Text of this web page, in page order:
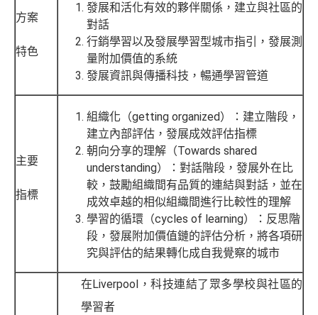
方案
特色
發展和活化有效的夥伴關係，建立與社區的
對話
行銷學習以及發展學習型城市指引，發展測
量附加價值的系統
發展資訊與傳播科技，暢通學習管道
主要
指標
組織化（getting organized）：建立階段，
建立內部評估，發展成效評估指標
朝向分享的理解（Towards shared
understanding）：對話階段，發展外在比
較，鼓勵組織間有品質的連結與對話，並在
成效卓越的相似組織間進行比較性的理解
學習的循環（cycles of learning）：反思階
段，發展附加價值鏈的評估分析，將各項研
究與評估的結果轉化成自我覺察的城市
在Liverpool，科技連結了眾多學校與社區的
學習者